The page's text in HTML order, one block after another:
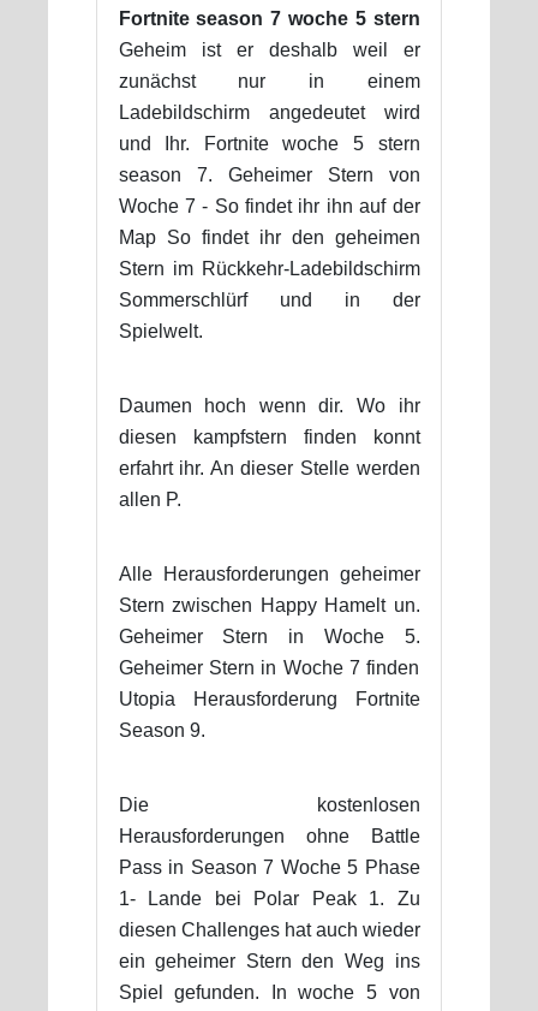
Fortnite season 7 woche 5 stern
Geheim ist er deshalb weil er
zunächst nur in einem
Ladebildschirm angedeutet wird
und Ihr. Fortnite woche 5 stern
season 7. Geheimer Stern von
Woche 7 - So findet ihr ihn auf der
Map So findet ihr den geheimen
Stern im Rückkehr-Ladebildschirm
Sommerschlürf und in der
Spielwelt.
Daumen hoch wenn dir. Wo ihr
diesen kampfstern finden konnt
erfahrt ihr. An dieser Stelle werden
allen P.
Alle Herausforderungen geheimer
Stern zwischen Happy Hamelt un.
Geheimer Stern in Woche 5.
Geheimer Stern in Woche 7 finden
Utopia Herausforderung Fortnite
Season 9.
Die kostenlosen
Herausforderungen ohne Battle
Pass in Season 7 Woche 5 Phase
1- Lande bei Polar Peak 1. Zu
diesen Challenges hat auch wieder
ein geheimer Stern den Weg ins
Spiel gefunden. In woche 5 von